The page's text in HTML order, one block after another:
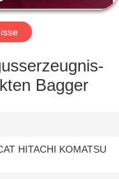
Bagger
HITACHI KOMATSU